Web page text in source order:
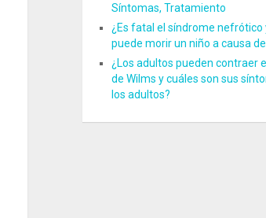
Síntomas, Tratamiento
¿Es fatal el síndrome nefrótico
puede morir un niño a causa
¿Los adultos pueden contraer
de Wilms y cuáles son sus
los adultos?